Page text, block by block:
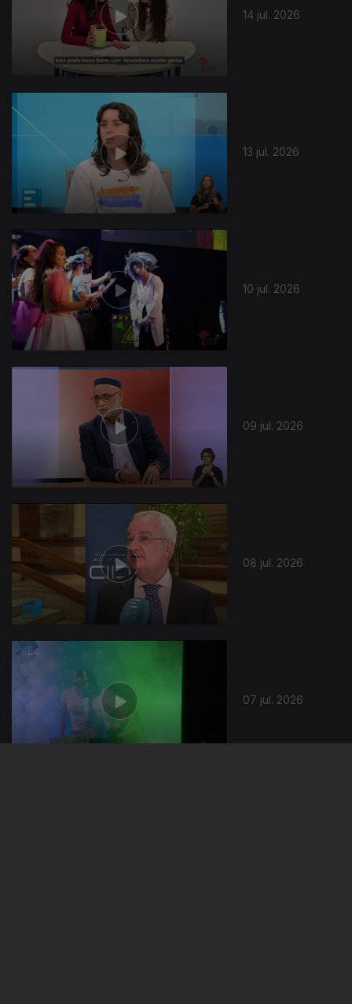
14 jul. 2026
13 jul. 2026
10 jul. 2026
09 jul. 2026
08 jul. 2026
941378
07 jul. 2026